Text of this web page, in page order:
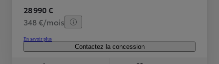
28 990 €
348 €/mois
En savoir plus
Contactez la concession